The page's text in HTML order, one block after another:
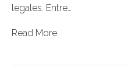
legales. Entre…
Read More